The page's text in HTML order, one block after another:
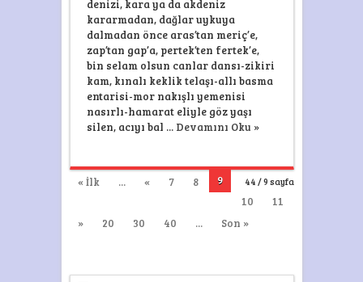
denizi, kara ya da akdeniz
kararmadan, dağlar uykuya
dalmadan önce aras’tan meriç’e,
zap’tan gap’a, pertek’ten fertek’e,
bin selam olsun canlar dansı-zikiri
kam, kınalı keklik telaşı-allı basma
entarisi-mor nakışlı yemenisi
nasırlı-hamarat eliyle göz yaşı
silen, acıyı bal ... Devamını Oku »
44 / 9 sayfa
« İlk ... « 7 8
9
10
11
»
20 30 40 ... Son »